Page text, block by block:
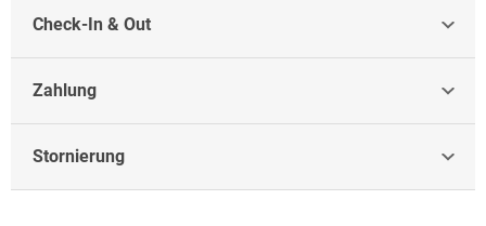
Check-In & Out
Zahlung
Stornierung